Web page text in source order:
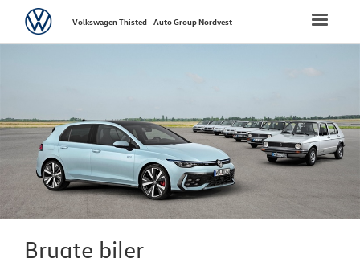
FORSIDE
NYE VAREBILER
BRUGTE BILER
Toggle
VolkswagenVolkswagen Thisted - Auto Group Nordvest
Brugte biler